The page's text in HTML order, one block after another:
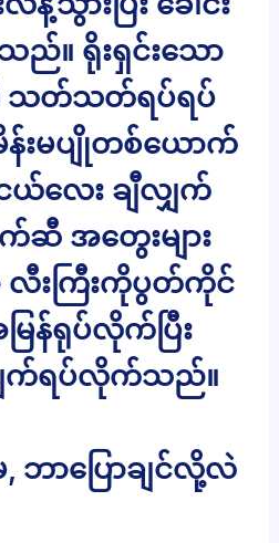
။ ရိုးရှင်းသော
သတ်သတ်ရပ်ရပ်
းမပျိုတစ်ယောက်
လေး ချီလျှက်
အတွေးများ
းကြီးကိုပွတ်ကိုင်
န်ရုပ်လိုက်ပြီး
က်ရပ်လိုက်သည်။
ာပြောချင်လို့လဲ